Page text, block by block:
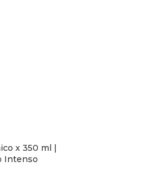
x 350 ml |
Intenso